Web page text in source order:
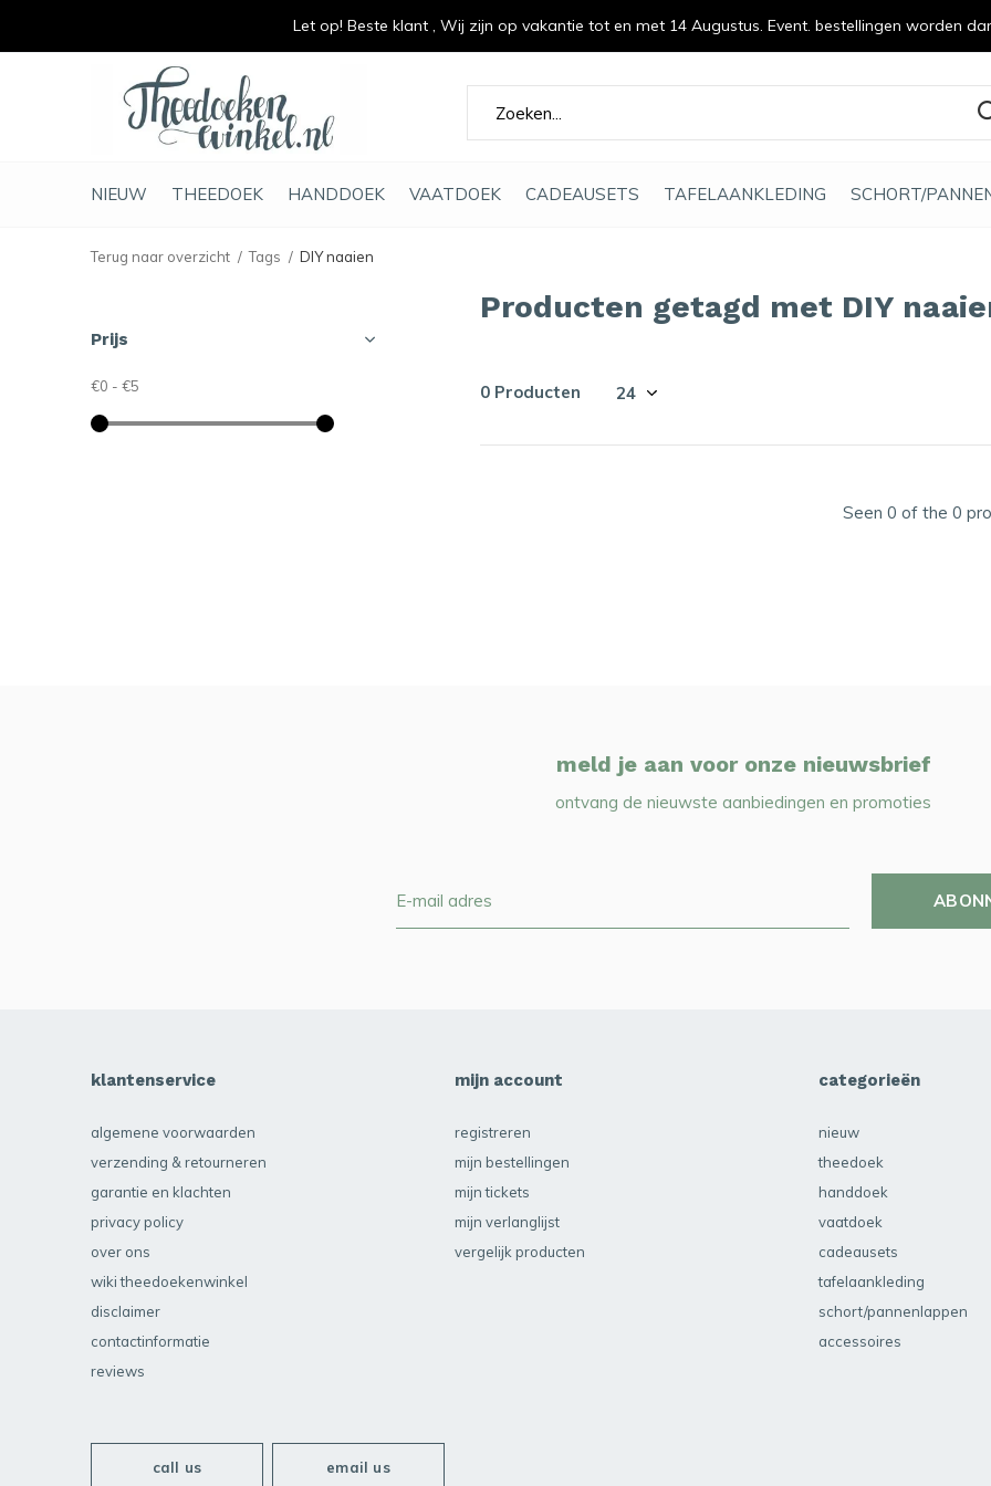
NIEUW THEEDOEK HANDDOEK VAATDOEK CADEAUSETS TAFELAANKLEDING SCHORT/
duurzaam en met liefde gemaakt
Terug naar overzicht Tags DIY naaien
Producten getagd met DIY
0 Producten
Seen 0 of the 0
Prijs
€0 - €5
meld je aan voor onze nieuwsbrief
ontvang de nieuwste aanbiedingen en promoties
klantenservice
algemene voorwaarden
verzending & retourneren
garantie en klachten
privacy policy
over ons
wiki theedoekenwinkel
disclaimer
contactinformatie
reviews
mijn account
registreren
mijn bestellingen
mijn tickets
mijn verlanglijst
vergelijk producten
categorieën
nieuw
theedoek
handdoek
vaatdoek
cadeausets
tafelaankleding
schort/pannenlappen
accessoires
call us email us
Let op! Beste klant , Wij zijn op vakantie tot en met 14 Augustus. Event. bestellingen worden